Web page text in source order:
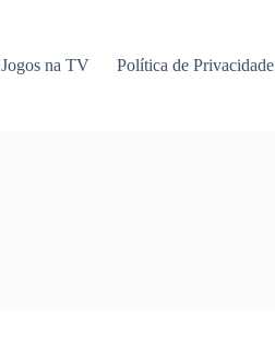
Jogos na TV Política de Privacidade